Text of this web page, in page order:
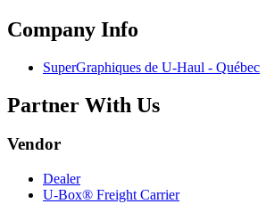
Company Info
SuperGraphiques de U-Haul - Québec
Partner With Us
Vendor
Dealer
U-Box® Freight Carrier